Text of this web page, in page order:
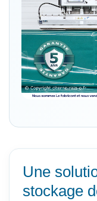
Une
stockage